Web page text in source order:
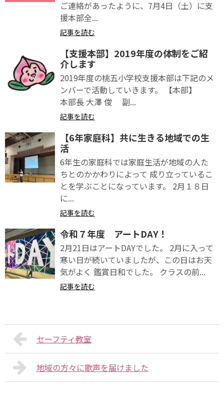
ご連絡があったように、7月4日（土）に支
援本部全...
記事を読む
【支援本部】2019年度の体制をご紹
介します
2019年度の桃五小学校支援本部は下記のメ
ンバーで活動していきます。 【本部】
本部長 大澤 俊 副...
記事を読む
【6年家庭科】共に生きる地域での生
活
6年生の家庭科では家庭生活が地域の人た
ちとのかかわりによって 成り立っているこ
とを学ぶことになっています。 2月１８日
に...
記事を読む
令和７年度 アートDAY！
2月21日はアートDAYでした。 2月に入って
寒い日が続いていましたが、この日はお天
気がよく 鑑賞日和でした。 クラスの前...
記事を読む
セーフティ教室
地域の方々に歌声を届けました